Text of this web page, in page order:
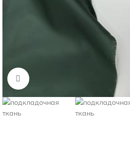
Нажмите, чтобы увеличить